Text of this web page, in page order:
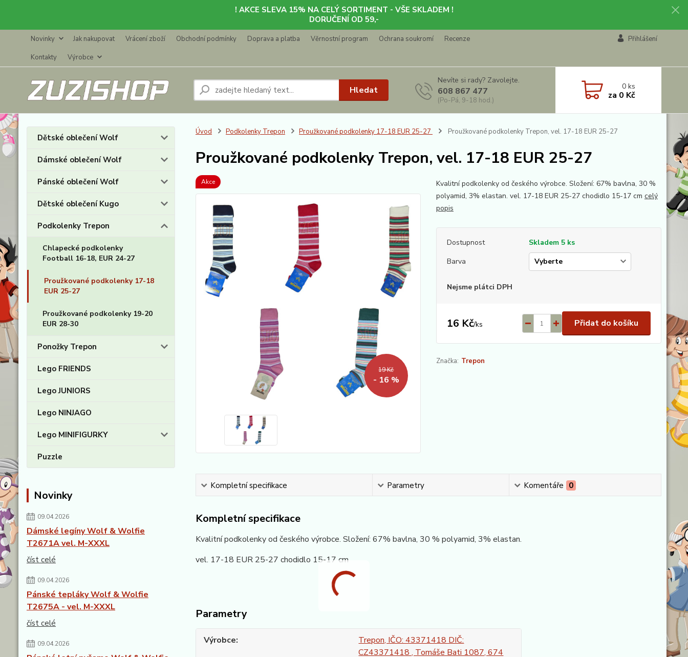
! AKCE SLEVA 15% NA CELÝ SORTIMENT - VŠE SKLADEM !
DORUČENÍ OD 59,-
Novinky Jak nakupovat Vrácení zboží Obchodní podmínky Doprava a platba Věrnostní program Ochrana soukromí
Recenze
Kontakty
Výrobce
Přihlášení
Hledat
Nevíte si rady? Zavolejte.
608 867 477
(Po-Pá, 9-18 hod.)
0ks
za 0 Kč
Dětské oblečení Wolf
Dámské oblečení Wolf
Pánské oblečení Wolf
Dětské oblečení Kugo
Podkolenky Trepon
Chlapecké podkolenky
Football 16-18, EUR 24-27
Proužkované podkolenky 17-18
EUR 25-27
Proužkované podkolenky 19-20
EUR 28-30
Ponožky Trepon
Lego FRIENDS
Lego JUNIORS
Lego NINJAGO
Lego MINIFIGURKY
Puzzle
Novinky
09.04.2026
Dámské legíny Wolf & Wolfie
T2671A vel. M-XXXL
číst celé
09.04.2026
Pánské tepláky Wolf & Wolfie
T2675A - vel. M-XXXL
číst celé
09.04.2026
Úvod Podkolenky Trepon Proužkované podkolenky 17-18 EUR 25-27 Proužkované podkolenky Trepon, vel. 17-18 EUR 25-27
Proužkované podkolenky Trepon, vel. 17-18 EUR 25-27
Akce
19 Kč
- 16 %
Kvalitní podkolenky od českého výrobce. Složení: 67% bavlna, 30 %
polyamid, 3% elastan. vel. 17-18 EUR 25-27 chodidlo 15-17 cm celý
popis
Dostupnost
Skladem 5 ks
Barva
Nejsme plátci DPH
16 Kč/ks Přidat do košíku
Značka: Trepon
Kompletní specifikace Parametry Komentáře 0
Kompletní specifikace
Kvalitní podkolenky od českého výrobce. Složení: 67% bavlna, 30 % polyamid, 3% elastan.
vel. 17-18 EUR 25-27 chodidlo 15-17 cm
Parametry
Výrobce
Trepon, IČO: 43371418 DIČ:
CZ43371418 , Tomáše Bati 1087, 674